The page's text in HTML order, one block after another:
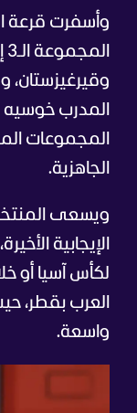
وأسفرت قرعة
المجموعة الـ3 إلى جانب منتخبات
المدرب خوسيه
المجموعات
الجاهزية.
ويسعى
الإيجابية
لكأس آسيا أو
العرب بقطر،
واسعة.